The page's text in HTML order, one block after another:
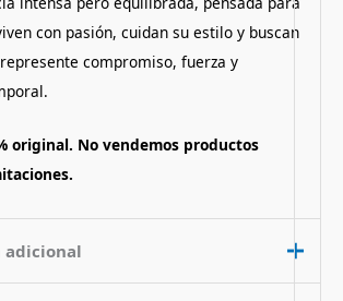
con pasión, cuidan su estilo y buscan
compromiso, fuerza y
original. No vendemos productos